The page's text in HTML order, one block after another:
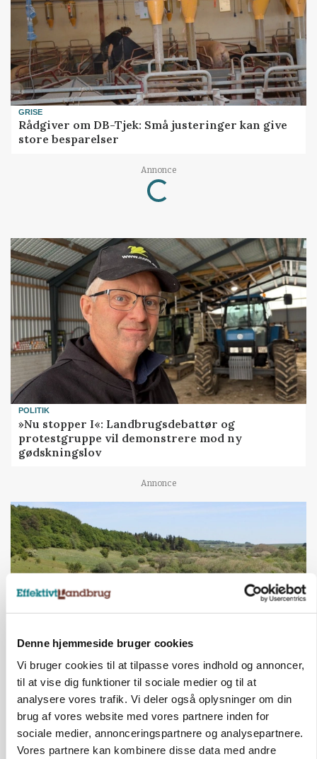
Denne hjemmeside bruger cookies
Vi bruger cookies til at tilpasse vores indhold og annoncer,
til at vise dig funktioner til sociale medier og til at
analysere vores trafik. Vi deler også oplysninger om din
brug af vores website med vores partnere inden for
sociale medier, annonceringspartnere og analysepartnere.
Vores partnere kan kombinere disse data med andre
GRISE
Rådgiver om DB-Tjek: Små justeringer kan give
store besparelser
Annonce
Loading...
POLITIK
»Nu stopper I«: Landbrugsdebattør og
protestgruppe vil demonstrere mod ny
gødskningslov
Annonce
Snart kan man søge tilskud til naturprojekter
Annonce
PLANTER